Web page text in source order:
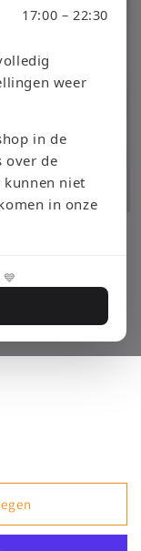
3
17:00 – 22:30
weer
in de
over de
kunnen niet
in onze